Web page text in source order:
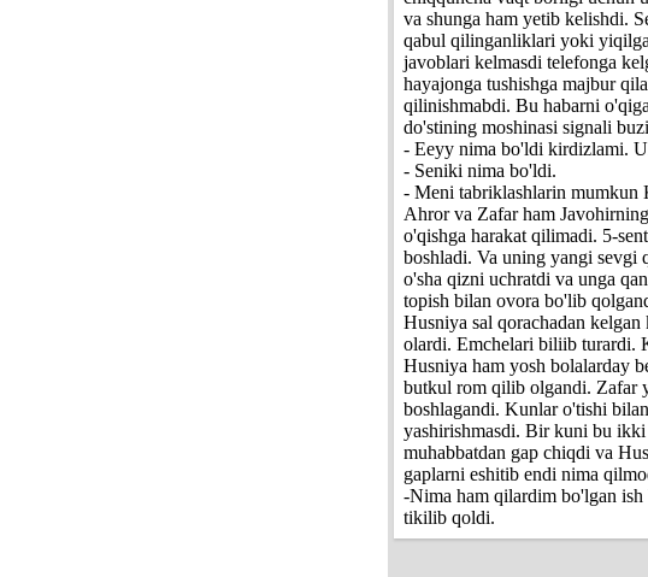
va shunga ham yetib kelishdi.
qabul qilinganliklari yoki
javoblari kelmasdi telefonga
hayajonga tushishga majbur
qilinishmabdi. Bu habarni
do'stining moshinasi signali
- Eeyy nima bo'ldi kirdizlami.
- Seniki nima bo'ldi.
- Meni tabriklashlarin
Ahror va Zafar ham
o'qishga harakat qilimadi. 5-
boshladi. Va uning yangi sevgi
o'sha qizni uchratdi va unga
topish bilan ovora bo'lib
Husniya sal qorachadan
olardi. Emchelari biliib turardi.
Husniya ham yosh bolalarday
butkul rom qilib olgandi. Zafar
boshlagandi. Kunlar o'tishi
yashirishmasdi. Bir kuni bu
muhabbatdan gap chiqdi va
gaplarni eshitib endi nima
-Nima ham qilardim bo'lgan
tikilib qoldi.